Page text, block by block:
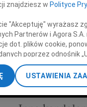
składamy
wyrazy głębokiego
TEQUM
Marek Dyduch wraz z
znajdziesz w Polityce
"Akceptuję" wyrażasz
Partnerów i Agora
dot. plików cookie,
poprzez odnośnik
Zmiana
Partnerzy i Agora S.A.
geolokalizacyjnych.
informacji na
USTAWIENIA